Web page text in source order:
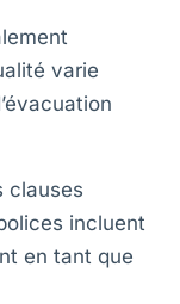
varie
clauses
incluent
en tant que